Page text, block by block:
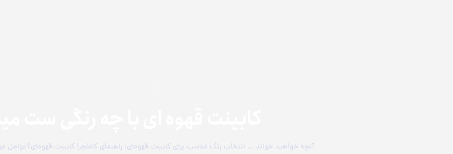
آنچه خواهید خواند … انتخاب رنگ مناسب برای کابینت قهوه‌ای: راهنمای کاملچرا کابینت قهوه‌ای؟عوامل